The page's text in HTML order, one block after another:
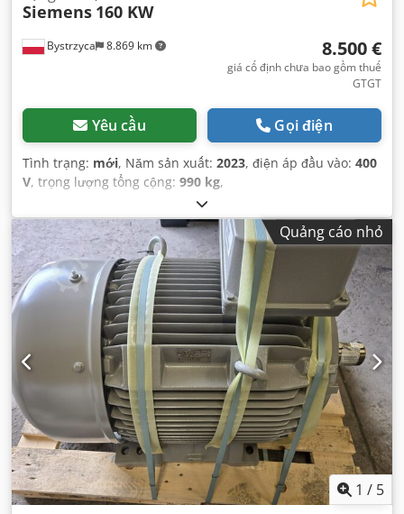
Bystrzyca 8.869 km
Siemens 160 KW
8.500 €
giá cố định chưa bao gồm thuế
GTGT
Yêu cầu Gọi điện
Tình trạng: mới, Năm sản xuất: 2023, điện áp đầu vào: 400
V, trọng lượng tổng cộng: 990 kg,
Quảng cáo nhỏ
1 / 5